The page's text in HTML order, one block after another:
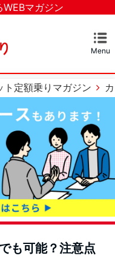
マガジン
Menu
ト定額乗りマガジン
も可能？注意点